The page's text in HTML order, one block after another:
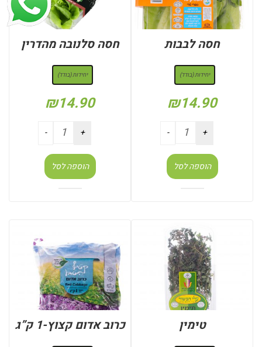
חסה לבבות
יחידות (בודד)
₪14.90
הוספה לסל
חסה סלנובה מהדרין
יחידות (בודד)
₪14.90
הוספה לסל
טימין כרוב אדום קצוץ-1 ק”ג